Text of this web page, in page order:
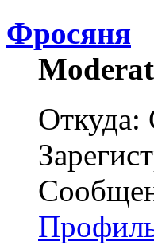
Фросяня
Откуда: